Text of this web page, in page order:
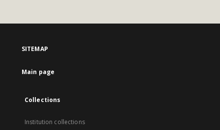
SITEMAP
Main page
Collections
Institution collections